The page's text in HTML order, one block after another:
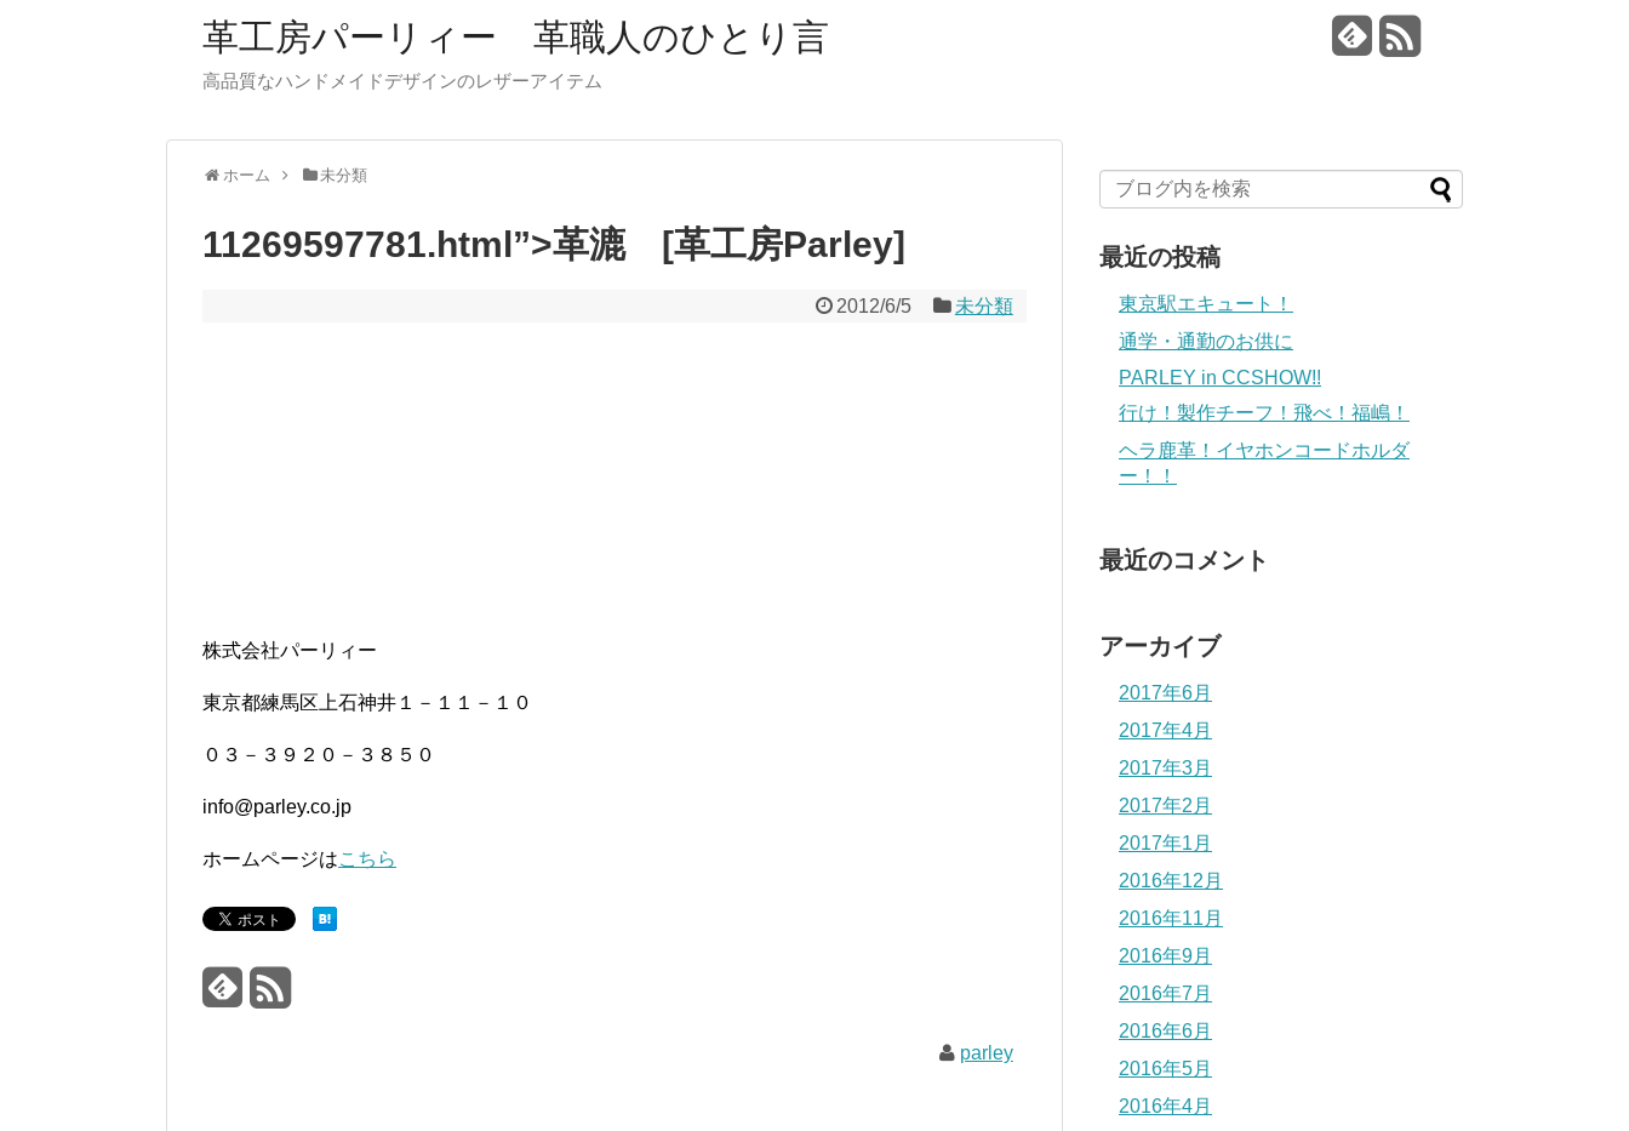
革工房パーリィー 革職人のひとり言
高品質なハンドメイドデザインのレザーアイテム
ホーム 未分類
11269597781.html”>革漉 [革工房Parley]
2012/6/5 未分類
株式会社パーリィー
東京都練馬区上石神井１－１１－１０
０３－３９２０－３８５０
info@parley.co.jp
ホームページはこちら
parley
最近の投稿
東京駅エキュート！
通学・通勤のお供に
PARLEY in CCSHOW!!
行け！製作チーフ！飛べ！福嶋！
ヘラ鹿革！イヤホンコードホルダ
ー！！
最近のコメント
アーカイブ
2017年6月
2017年4月
2017年3月
2017年2月
2017年1月
2016年12月
2016年11月
2016年9月
2016年7月
2016年6月
2016年5月
2016年4月